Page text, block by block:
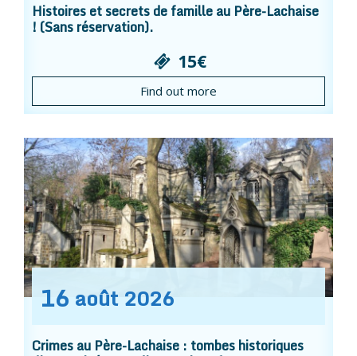
Histoires et secrets de famille au Père-Lachaise
! (Sans réservation).
15€
Find out more
16 août 2026
Crimes au Père-Lachaise : tombes historiques